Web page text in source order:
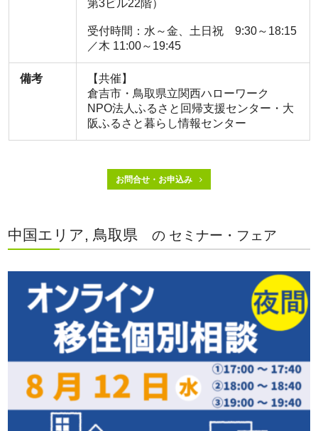
第3ビル22階）
受付時間：水～金、土日祝 9:30～18:15
／木 11:00～19:45
備考
【共催】
倉吉市・鳥取県立関西ハローワーク
NPO法人ふるさと回帰支援センター・大
阪ふるさと暮らし情報センター
お問合せ・お申込み
中国エリア, 鳥取県 の セミナー・フェア